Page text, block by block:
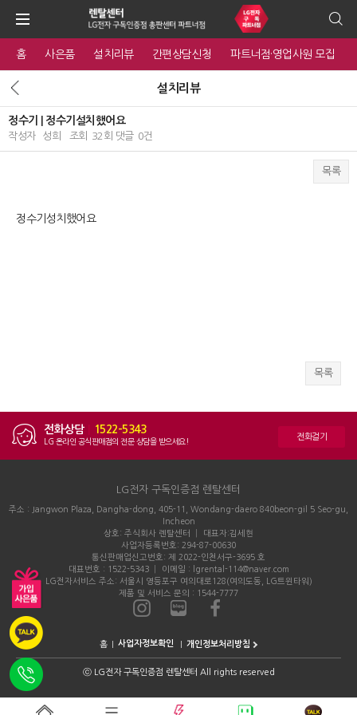
홈 사은품 설치리뷰 간편상담신청 파트너점·영업사원 모집
설치리뷰
정수기 | 정수기설치했어요
작성자 성희 조회 32회 댓글 0건
목록
정수기성치했어요
목록
전화상담 1522-5343
LG 온라인 공식판매점의 전문 상담을 받으세요! 전화걸기
LG전자 구독인증점 렌탈센터
주소 : Jangwon Plaza, Dangha-dong, 405-11, Wondang-daero 840beon-gil 5 Seo-gu,
Incheon
상호: 주식회사 렌탈센터 │ 대표자:김세현
사업자등록번호: 294-87-00630
통신판매업신고번호: 제 2022-인천서구-3695 호
대표번호 : 1522-5343 │ 이메일 : lgrental-114@naver.com
LG전자서비스 주소: 서울시 영등포구 여의대로128(여의도동, LG트윈타워)
제품 및 서비스 문의 : 1544-7777
홈 개인정보처리방침
ⓒLG전자 구독인증점 렌탈센터 All rights reserved